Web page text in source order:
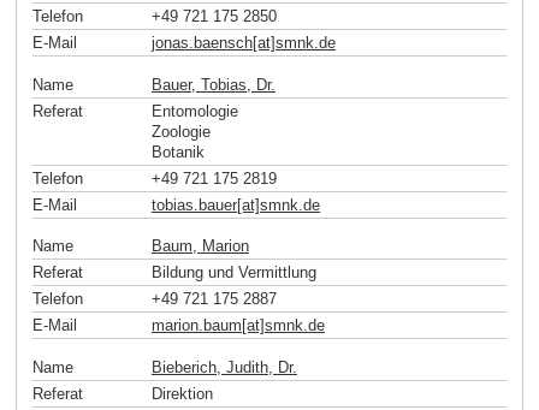
Telefon
+49 721 175 2850
E-Mail
jonas.baensch[at]smnk de
Name
Bauer, Tobias, Dr.
Referat
Entomologie
Zoologie
Botanik
Telefon
+49 721 175 2819
E-Mail
tobias.bauer[at]smnk de
Name
Baum, Marion
Referat
Bildung und Vermittlung
Telefon
+49 721 175 2887
E-Mail
marion.baum[at]smnk.de
Name
Bieberich, Judith, Dr.
Referat
Direktion